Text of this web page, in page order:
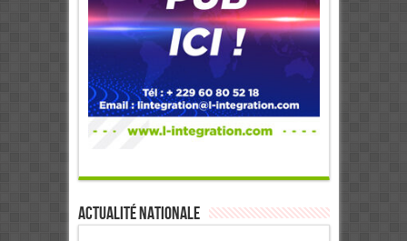
Actualité Nationale